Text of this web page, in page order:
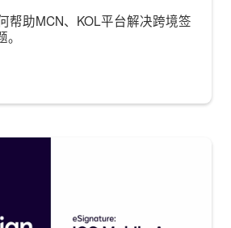
帮助MCN、KOL平台解决跨境签